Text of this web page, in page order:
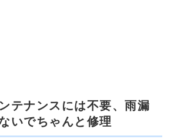
テナンスには不要、雨漏
いでちゃんと修理